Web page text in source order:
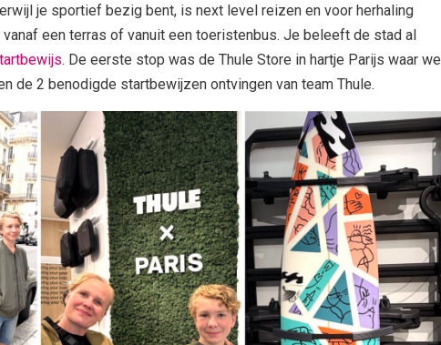
je sportief bezig bent, is next level reizen en voor herhaling
vanaf een terras of vanuit een toeristenbus. Je beleeft de stad al
. De eerste stop was de Thule Store in hartje Parijs waar we
de 2 benodigde startbewijzen ontvingen van team Thule.